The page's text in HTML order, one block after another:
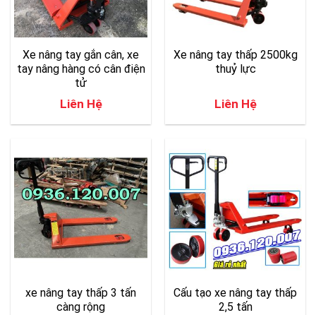
Xe nâng tay gắn cân, xe
tay nâng hàng có cân điện
tử
Liên Hệ
Xe nâng tay thấp 2500kg
thuỷ lực
Liên Hệ
xe nâng tay thấp 3 tấn
càng rộng
Cấu tạo xe nâng tay thấp
2,5 tấn